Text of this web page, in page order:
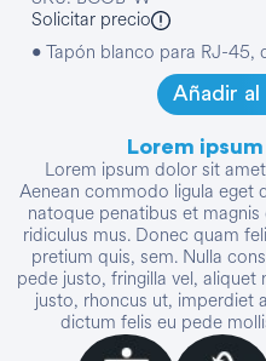
Solicitar precio
• Tapón blanco para RJ-45,
Añadir
Lorem
Lorem ipsum dolor sit
Aenean commodo ligula eget
natoque penatibus et
ridiculus mus. Donec quam
pretium quis, sem. Nulla
pede justo, fringilla vel, aliquet
justo, rhoncus ut, imperdiet
dictum felis eu pede